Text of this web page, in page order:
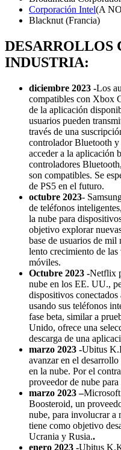
Corporación Intel(A
Blacknut (Francia)
DESARROLLOS
INDUSTRIA:
diciembre 2023 -Los
compatibles con Xbox
de la aplicación
usuarios pueden
través de una
controlador Bluetooth y
acceder a la aplicación
controladores
son compatibles. Se
de PS5 en el futuro.
octubre 2023-
de teléfonos
la nube para
objetivo explorar
base de usuarios de
lento crecimiento de
móviles.
Octubre 2023 -Netflix
nube en los EE. UU.,
dispositivos
usando sus teléfonos
fase beta, similar a
Unido, ofrece una
descarga de una
marzo 2023 -Ubitus
avanzar en el
en la nube. Por el
proveedor de nube
marzo 2023 –Microsoft
Boosteroid, un
nube, para involucrar a
tiene como objetivo
Ucrania y Rusia..
enero 2023 -Ubitus